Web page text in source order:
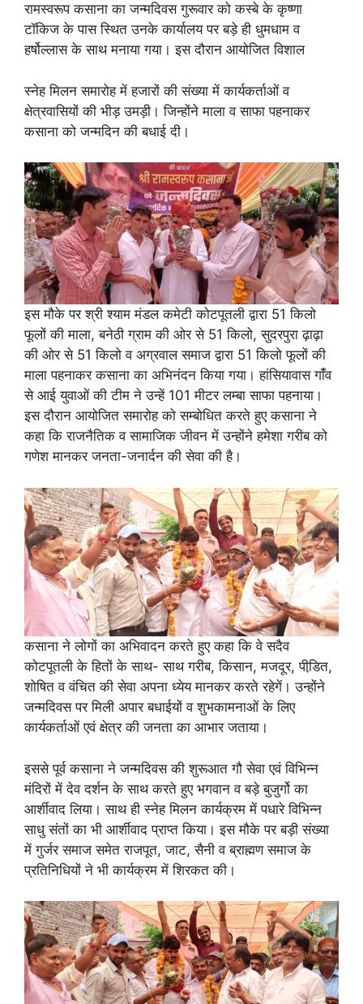
रामस्वरूप कसाना का जन्मदिवस गुरूवार को कस्बे के कृष्णा
टॉकिज के पास स्थित उनके कार्यालय पर बड़े ही धुमधाम व
हर्षोल्लास के साथ मनाया गया। इस दौरान आयोजित विशाल
स्नेह मिलन समारोह में हजारों की संख्या में कार्यकर्ताओं व
क्षेत्रवासियों की भीड़ उमड़ी। जिन्होंने माला व साफा पहनाकर
कसाना को जन्मदिन की बधाई दी।
इस मौके पर श्री श्याम मंडल कमेटी कोटपूतली द्वारा 51 किलो
फूलों की माला, बनेठी ग्राम की ओर से 51 किलो, सुदरपुरा ढ़ाढ़ा
की ओर से 51 किलो व अग्रवाल समाज द्वारा 51 किलो फूलों की
माला पहनाकर कसाना का अभिनंदन किया गया। हांसियावास गांँव
से आई युवाओं की टीम ने उन्हें 101 मीटर लम्बा साफा पहनाया।
इस दौरान आयोजित समारोह को सम्बोधित करते हुए कसाना ने
कहा कि राजनैतिक व सामाजिक जीवन में उन्होंने हमेशा गरीब को
गणेश मानकर जनता-जनार्दन की सेवा की है।
कसाना ने लोगों का अभिवादन करते हुए कहा कि वे सदैव
कोटपूतली के हितों के साथ- साथ गरीब, किसान, मजदूर, पीडि़त,
शोषित व वंचित की सेवा अपना ध्येय मानकर करते रहेगें। उन्होंने
जन्मदिवस पर मिली अपार बधाईयों व शुभकामनाओं के लिए
कार्यकर्ताओं एवं क्षेत्र की जनता का आभार जताया।
इससे पूर्व कसाना ने जन्मदिवस की शुरूआत गौ सेवा एवं विभिन्न
मंदिरों में देव दर्शन के साथ करते हुए भगवान व बड़े बुजुर्गो का
आर्शीवाद लिया। साथ ही स्नेह मिलन कार्यक्रम में पधारे विभिन्न
साधु संतों का भी आर्शीवाद प्राप्त किया। इस मौके पर बड़ी संख्या
में गुर्जर समाज समेत राजपूत, जाट, सैनी व ब्राह्मण समाज के
प्रतिनिधियों ने भी कार्यक्रम में शिरकत की।